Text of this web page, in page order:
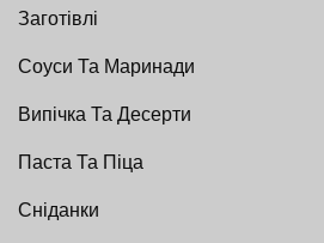
Заготівлі
Соуси Та Маринади
Випічка Та Десерти
Паста Та Піца
Сніданки